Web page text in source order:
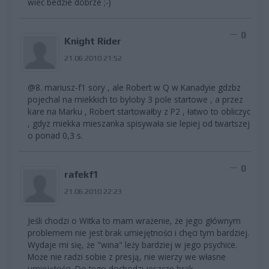
Knight Rider
21.06.2010 21:52
0
@8. mariusz-f1 sory , ale Robert w Q w Kanadyie gdzbz
pojechal na miekkich to byloby 3 pole startowe , a przez
kare na Marku , Robert startowałby z P2 , łatwo to obliczyc
, gdyz miekka mieszanka spisywała sie lepiej od twartszej
o ponad 0,3 s.
rafekf1
21.06.2010 22:23
0
Jeśli chodzi o Witka to mam wrażenie, że jego głównym
problemem nie jest brak umiejętności i chęci tym bardziej.
Wydaje mi się, że "wina" leży bardziej w jego psychice.
Może nie radzi sobie z presją, nie wierzy we własne